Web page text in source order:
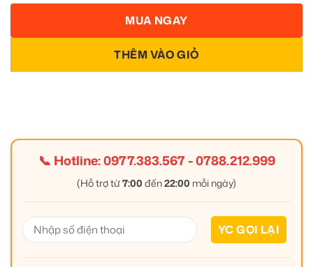
THÊM VÀO GIỎ
MUA NGAY
📞 Hotline:0977.383.567-0788.212.999
(Hỗ trợ từ7:00 đến22:00 mỗi ngày)